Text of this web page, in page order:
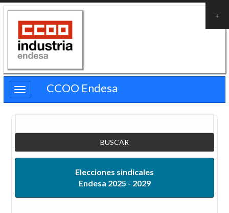
Pasar
contenido
principal
CCOO Endesa
Elecciones sindicales
Endesa 2025 - 2029